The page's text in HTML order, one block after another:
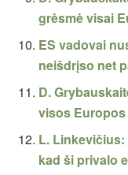
grėsmė visai
ES vadovai
neišdrįso net
D.
visos
L.
kad ši privalo